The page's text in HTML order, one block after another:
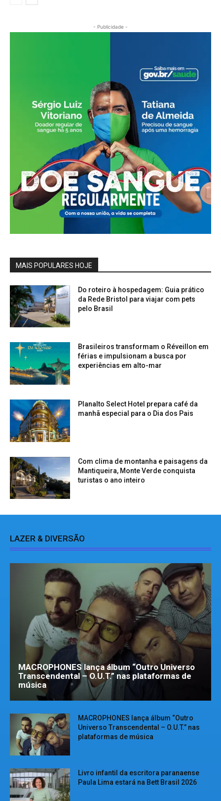
- Publicidade -
MAIS POPULARES HOJE
Do roteiro à hospedagem: Guia prático
da Rede Bristol para viajar com pets
pelo Brasil
Brasileiros transformam o Réveillon em
férias e impulsionam a busca por
experiências em alto-mar
Planalto Select Hotel prepara café da
manhã especial para o Dia dos Pais
Com clima de montanha e paisagens da
Mantiqueira, Monte Verde conquista
turistas o ano inteiro
LAZER & DIVERSÃO
MACROPHONES lança álbum “Outro Universo
Transcendental – O.U.T.” nas plataformas de
música
MACROPHONES lança álbum “Outro
Universo Transcendental – O.U.T.” nas
plataformas de música
Livro infantil da escritora paranaense
Paula Lima estará na Bett Brasil 2026